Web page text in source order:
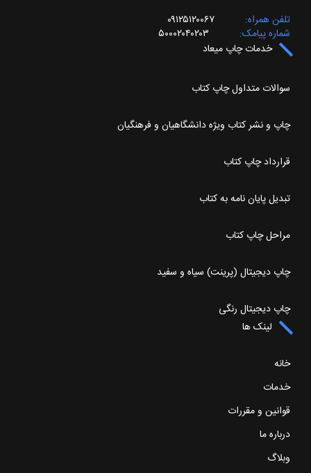
تلفن همراه
۰۹۱۲۵۱۲۰۰۶۷
شماره پیامک
۵۰۰۰۲۰۴۰۲۰۳
خدمات چاپ میعاد
سوالات متداول چاپ کتاب
چاپ و نشر کتاب ویژه دانشگاهیان و فرهنگیان
قرارداد چاپ کتاب
تبدیل پایان نامه به کتاب
مراحل چاپ کتاب
چاپ دیجیتال (پرینت) سیاه و سفید
چاپ دیجیتال رنگی
لینک ها
خانه
خدمات
قوانین و مقررات
درباره ما
وبلاگ